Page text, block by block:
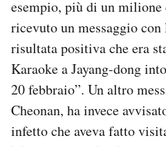
esempio, più di un milione
ricevuto un messaggio con
risultata positiva che era
Karaoke a Jayang-dong
20 febbraio”. Un altro
Cheonan, ha invece
infetto che aveva fatto